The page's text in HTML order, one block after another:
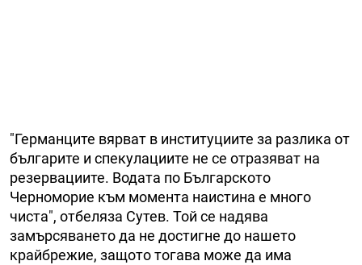
"Германците вярват в институциите за разлика от
българите и спекулациите не се отразяват на
резервациите. Водата по Българското
Черноморие към момента наистина е много
чиста", отбеляза Сутев. Той се надява
замърсяването да не достигне до нашето
крайбрежие, защото тогава може да има